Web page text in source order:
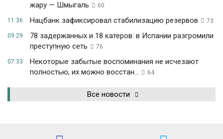
жару — Шмыгаль
60
11:36 Нацбанк зафиксировал стабилизацию резервов 73
09:29
78 задержанных и 18 катеров: в Испании разгромили
преступную сеть
76
07:33
Некоторые забытые воспоминания не исчезают
полностью, их можно восстан...
64
Все новости